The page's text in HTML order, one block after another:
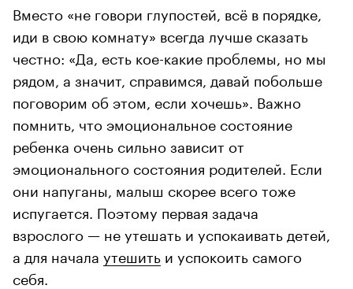
Вместо «не говори глупостей, всё в порядке,
иди в свою комнату» всегда лучше сказать
честно: «Да, есть кое-какие проблемы, но мы
рядом, а значит, справимся, давай побольше
поговорим об этом, если хочешь». Важно
помнить, что эмоциональное состояние
ребенка очень сильно зависит от
эмоционального состояния родителей. Если
они напуганы, малыш скорее всего тоже
испугается. Поэтому первая задача
взрослого — не утешать и успокаивать детей,
а для начала утешить и успокоить самого
себя.